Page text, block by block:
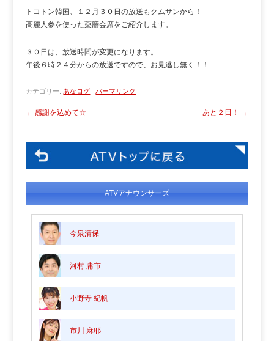
トコトン韓国、１２月３０日の放送もクムサンから！
高麗人参を使った薬膳会席をご紹介します。
３０日は、放送時間が変更になります。
午後６時２４分からの放送ですので、お見逃し無く！！
カテゴリー: あなログ パーマリンク
← 感謝を込めて☆ あと２日！ →
ATVアナウンサーズ
今泉清保
河村 庸市
小野寺 紀帆
市川 麻耶